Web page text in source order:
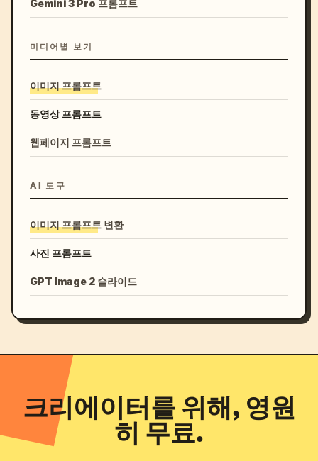
Gemini 3 Pro 프롬프트
미디어별 보기
이미지 프롬프트
동영상 프롬프트
웹페이지 프롬프트
AI 도구
이미지 프롬프트 변환
사진 프롬프트
GPT Image 2 슬라이드
크리에이터를 위해, 영원
히 무료.